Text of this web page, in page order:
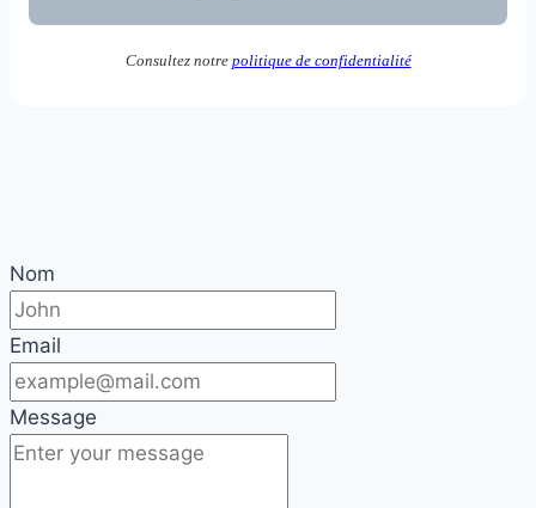
Consultez notre politique de confidentialité
Nom
Email
Message